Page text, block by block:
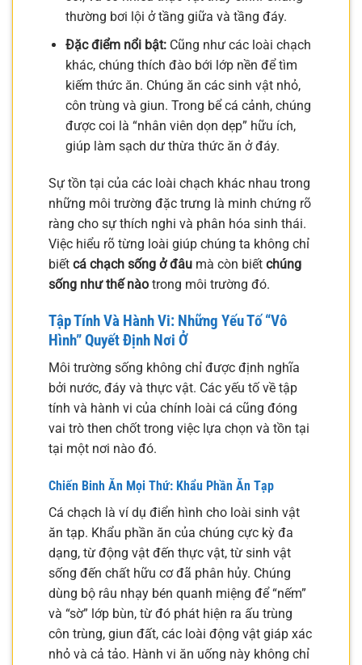
thường bơi lội ở tầng giữa và tầng đáy.
Đặc điểm nổi bật:Cũng như các loài chạch
khác, chúng thích đào bới lớp nền để tìm
kiếm thức ăn. Chúng ăn các sinh vật nhỏ,
côn trùng và giun. Trong bể cá cảnh, chúng
được coi là “nhân viên dọn dẹp” hữu ích,
giúp làm sạch dư thừa thức ăn ở đáy.
Sự tồn tại của các loài chạch khác nhau trong
những môi trường đặc trưng là minh chứng rõ
ràng cho sự thích nghi và phân hóa sinh thái.
Việc hiểu rõ từng loài giúp chúng ta không chỉ
biết cá chạch sống ở đâu mà còn biết chúng
sống như thế nào trong môi trường đó.
Tập Tính Và Hành Vi: Những Yếu Tố “Vô
Hình” Quyết Định Nơi Ở
Môi trường sống không chỉ được định nghĩa
bởi nước, đáy và thực vật. Các yếu tố về tập
tính và hành vi của chính loài cá cũng đóng
vai trò then chốt trong việc lựa chọn và tồn tại
tại một nơi nào đó.
Chiến Binh Ăn Mọi Thứ: Khẩu Phần Ăn Tạp
Cá chạch là ví dụ điển hình cho loài sinh vật
ăn tạp. Khẩu phần ăn của chúng cực kỳ đa
dạng, từ động vật đến thực vật, từ sinh vật
sống đến chất hữu cơ đã phân hủy. Chúng
dùng bộ râu nhạy bén quanh miệng để “nếm”
và “sờ” lớp bùn, từ đó phát hiện ra ấu trùng
côn trùng, giun đất, các loài động vật giáp xác
nhỏ và cả tảo. Hành vi ăn uống này không chỉ